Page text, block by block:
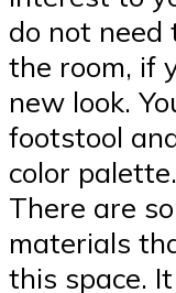
do not need
the room, if
new look.
footstool
color palette.
There are
materials
this space.